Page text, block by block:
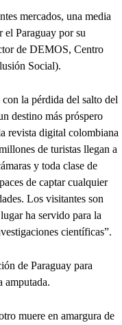
mercados, una media
el Paraguay por su
de DEMOS, Centro
Social).
la pérdida del salto del
destino más próspero
revista digital colombiana
de turistas llegan a
y toda clase de
de captar cualquier
Los visitantes son
ha servido para la
científicas”.
de Paraguay para
amputada.
muere en amargura de